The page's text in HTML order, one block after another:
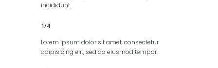
incididunt.
1/4
Lorem ipsum dolor sit amet, consectetur
adipisicing elit, sed do eiusmod tempor.